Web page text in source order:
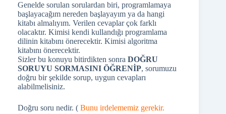
Genelde sorulan sorulardan biri, programlamaya
başlayacağım nereden başlayayım ya da hangi
kitabı almalıyım. Verilen cevaplar çok farklı
olacaktır. Kimisi kendi kullandığı programlama
dilinin kitabını önerecektir. Kimisi algoritma
kitabını önerecektir.
Sizler bu konuyu bitirdikten sonra DOĞRU
SORUYU SORMASINI ÖĞRENİP, sorumuzu
doğru bir şekilde sorup, uygun cevapları
alabilmelisiniz.
Doğru soru nedir. ( Bunu irdelememiz gerekir.